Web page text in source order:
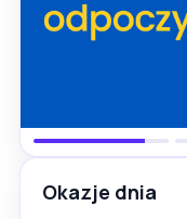
Okazje dnia